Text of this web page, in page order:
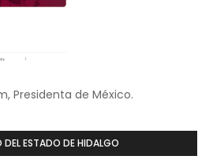
Presidenta de México.
DEL ESTADO DE HIDALGO